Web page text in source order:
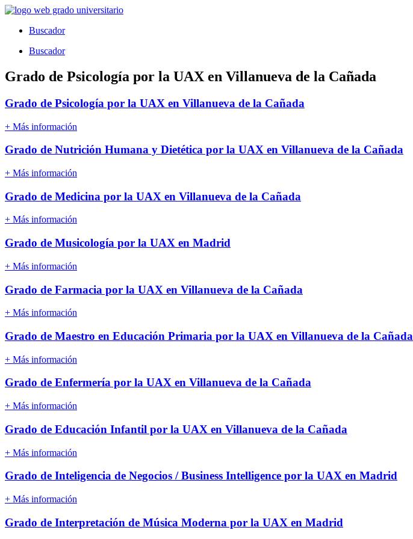
Ir
contenidoBuscador
Buscador
Grado de Psicología por la UAX en Villanueva de la Cañada
Grado de Psicología por la UAX en Villanueva de la Cañada
+ Más información
Grado de Nutrición Humana y Dietética por la UAX en Villanueva de la Cañada
+ Más información
Grado de Medicina por la UAX en Villanueva de la Cañada
+ Más información
Grado de Musicología por la UAX en Madrid
+ Más información
Grado de Farmacia por la UAX en Villanueva de la Cañada
+ Más información
Grado de Maestro en Educación Primaria por la UAX en Villanueva de la Cañada
+ Más información
Grado de Enfermería por la UAX en Villanueva de la Cañada
+ Más información
Grado de Educación Infantil por la UAX en Villanueva de la Cañada
+ Más información
Grado de Inteligencia de Negocios / Business Intelligence por la UAX en Madrid
+ Más información
Grado de Interpretación de Música Moderna por la UAX en Madrid